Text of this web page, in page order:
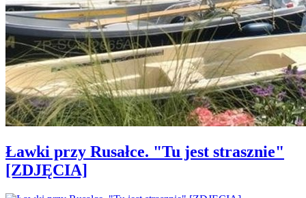
Ławki przy Rusałce. "Tu jest strasznie"
[ZDJĘCIA]